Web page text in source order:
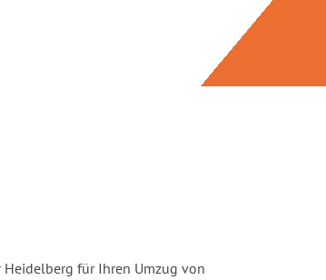
Heidelberg für Ihren Umzug von